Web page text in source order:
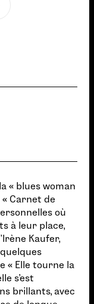
« blues woman
Carnet de
où
à leur place,
Kaufer,
« Elle tourne la
s'est
brillants, avec